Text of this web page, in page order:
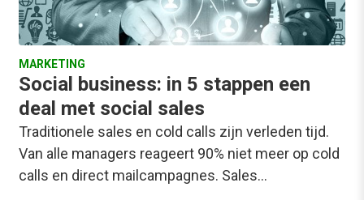
MARKETING
Social business: in 5 stappen een
deal met social sales
Traditionele sales en cold calls zijn verleden tijd.
Van alle managers reageert 90% niet meer op cold
calls en direct mailcampagnes. Sales…